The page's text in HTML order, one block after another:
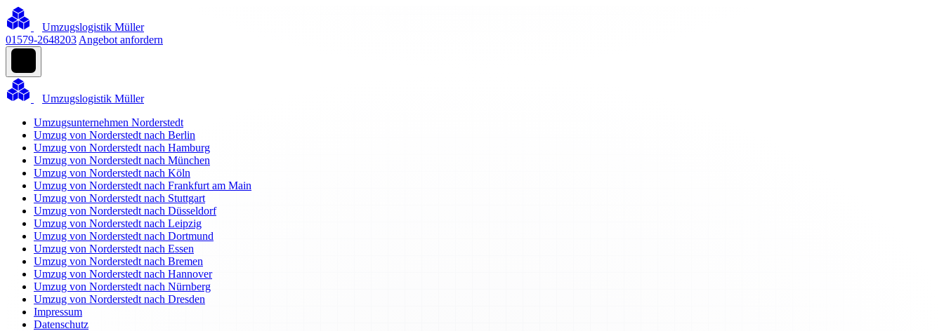
Umzugslogistik Müller
01579-2648203 Angebot anfordern
Umzugslogistik Müller
Umzugsunternehmen Norderstedt
Umzug von Norderstedt nach Berlin
Umzug von Norderstedt nach Hamburg
Umzug von Norderstedt nach München
Umzug von Norderstedt nach Köln
Umzug von Norderstedt nach Frankfurt am Main
Umzug von Norderstedt nach Stuttgart
Umzug von Norderstedt nach Düsseldorf
Umzug von Norderstedt nach Leipzig
Umzug von Norderstedt nach Dortmund
Umzug von Norderstedt nach Essen
Umzug von Norderstedt nach Bremen
Umzug von Norderstedt nach Hannover
Umzug von Norderstedt nach Nürnberg
Umzug von Norderstedt nach Dresden
Impressum
Datenschutz